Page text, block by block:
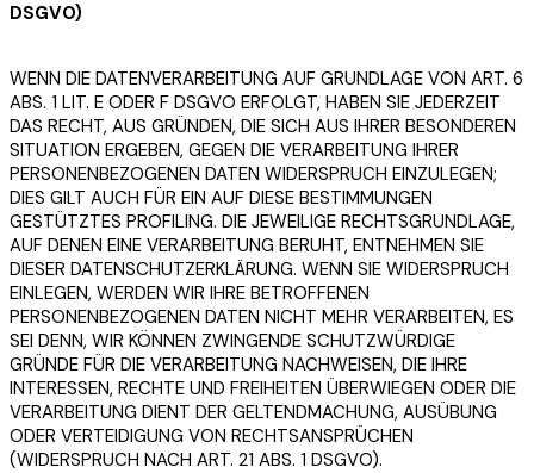
DSGVO)
WENN DIE DATENVERARBEITUNG AUF GRUNDLAGE VON ART. 6
ABS. 1 LIT. E ODER F DSGVO ERFOLGT, HABEN SIE JEDERZEIT
DAS RECHT, AUS GRÜNDEN, DIE SICH AUS IHRER BESONDEREN
SITUATION ERGEBEN, GEGEN DIE VERARBEITUNG IHRER
PERSONENBEZOGENEN DATEN WIDERSPRUCH EINZULEGEN;
DIES GILT AUCH FÜR EIN AUF DIESE BESTIMMUNGEN
GESTÜTZTES PROFILING. DIE JEWEILIGE RECHTSGRUNDLAGE,
AUF DENEN EINE VERARBEITUNG BERUHT, ENTNEHMEN SIE
DIESER DATENSCHUTZERKLÄRUNG. WENN SIE WIDERSPRUCH
EINLEGEN, WERDEN WIR IHRE BETROFFENEN
PERSONENBEZOGENEN DATEN NICHT MEHR VERARBEITEN, ES
SEI DENN, WIR KÖNNEN ZWINGENDE SCHUTZWÜRDIGE
GRÜNDE FÜR DIE VERARBEITUNG NACHWEISEN, DIE IHRE
INTERESSEN, RECHTE UND FREIHEITEN ÜBERWIEGEN ODER DIE
VERARBEITUNG DIENT DER GELTENDMACHUNG, AUSÜBUNG
ODER VERTEIDIGUNG VON RECHTSANSPRÜCHEN
(WIDERSPRUCH NACH ART. 21 ABS. 1 DSGVO).